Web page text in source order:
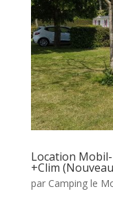
Location
+Clim
par Camping le